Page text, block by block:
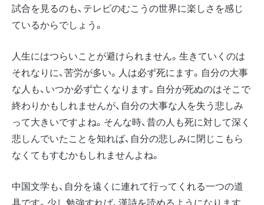
試合を見るのも、テレビのむこうの世界に楽しさを感じ
ているからでしょう。
人生にはつらいことが避けられません。生きていくのは
それなりに、苦労が多い。人は必ず死にます。自分の大事
な人も、いつか必ず亡くなります。自分が死ぬのはそこで
終わりかもしれませんが、自分の大事な人を失う悲しみ
って大きいですよね。そんな時、昔の人も死に対して深く
悲しんでいたことを知れば、自分の悲しみに閉じこもら
なくてもすむかもしれませんよね。
中国文学も、自分を遠くに連れて行ってくれる一つの道
具です。少し勉強すれば、漢詩を読めるようになります